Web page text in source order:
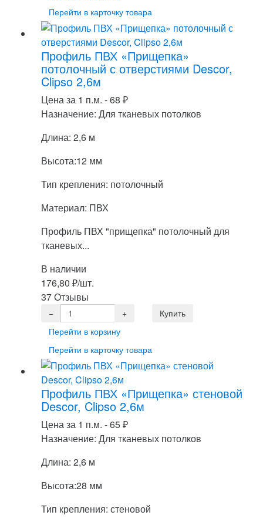
Перейти в карточку товара
Профиль ПВХ «Прищепка»
потолочный с отверстиями Descor,
Clipso 2,6м
Цена за 1 п.м. -68 ₽
Назначение: Для тканевых потолков
Длина: 2,6 м
Высота:12 мм
Тип крепления: потолочный
Материал: ПВХ
Профиль ПВХ "прищепка" потолочный для
тканевых...
В наличии
176,80 ₽/шт.
37 Отзывы
Перейти в корзину
Перейти в карточку товара
Профиль ПВХ «Прищепка» стеновой
Descor, Clipso 2,6м
Цена за 1 п.м. -65₽
Назначение: Для тканевых потолков
Длина: 2,6 м
Высота:28 мм
Тип крепления: стеновой